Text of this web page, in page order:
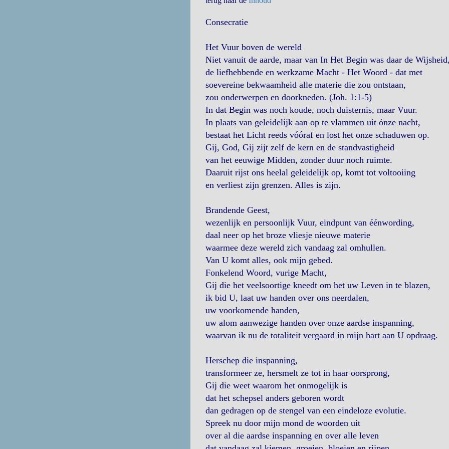
Consecratie
Het Vuur boven de wereld
Niet vanuit de aarde, maar van In Het Begin was daar de
de liefhebbende en werkzame Macht - Het Woord - dat met
soevereine bekwaamheid alle materie die zou ontstaan,
zou onderwerpen en doorkneden. (Joh. 1:1-5)
In dat Begin was noch koude, noch duisternis, maar Vuur.
In plaats van geleidelijk aan op te vlammen uit ónze nacht,
bestaat het Licht reeds vóóraf en lost het onze schaduwen op.
Gij, God, Gij zijt zelf de kern en de standvastigheid
van het eeuwige Midden, zonder duur noch ruimte.
Daaruit rijst ons heelal geleidelijk op, komt tot voltooiing
en verliest zijn grenzen. Alles is zijn.
Brandende Geest,
wezenlijk en persoonlijk Vuur, eindpunt van éénwording,
daal neer op het broze vliesje nieuwe materie
waarmee deze wereld zich vandaag zal omhullen.
Van U komt alles, ook mijn gebed.
Fonkelend Woord, vurige Macht,
Gij die het veelsoortige kneedt om het uw Leven in te blazen,
ik bid U, laat uw handen over ons neerdalen,
uw voorkomende handen,
uw alom aanwezige handen over onze aardse inspanning,
waarvan ik nu de totaliteit vergaard in mijn hart aan U opdraag.
Herschep die inspanning,
transformeer ze, hersmelt ze tot in haar oorsprong,
Gij die weet waarom het onmogelijk is
dat het schepsel anders geboren wordt
dan gedragen op de stengel van een eindeloze evolutie.
Spreek nu door mijn mond de woorden uit
over al die aardse inspanning en over alle leven